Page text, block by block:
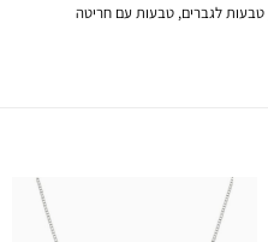
טבעות לגברים, טבעות עם חריטה